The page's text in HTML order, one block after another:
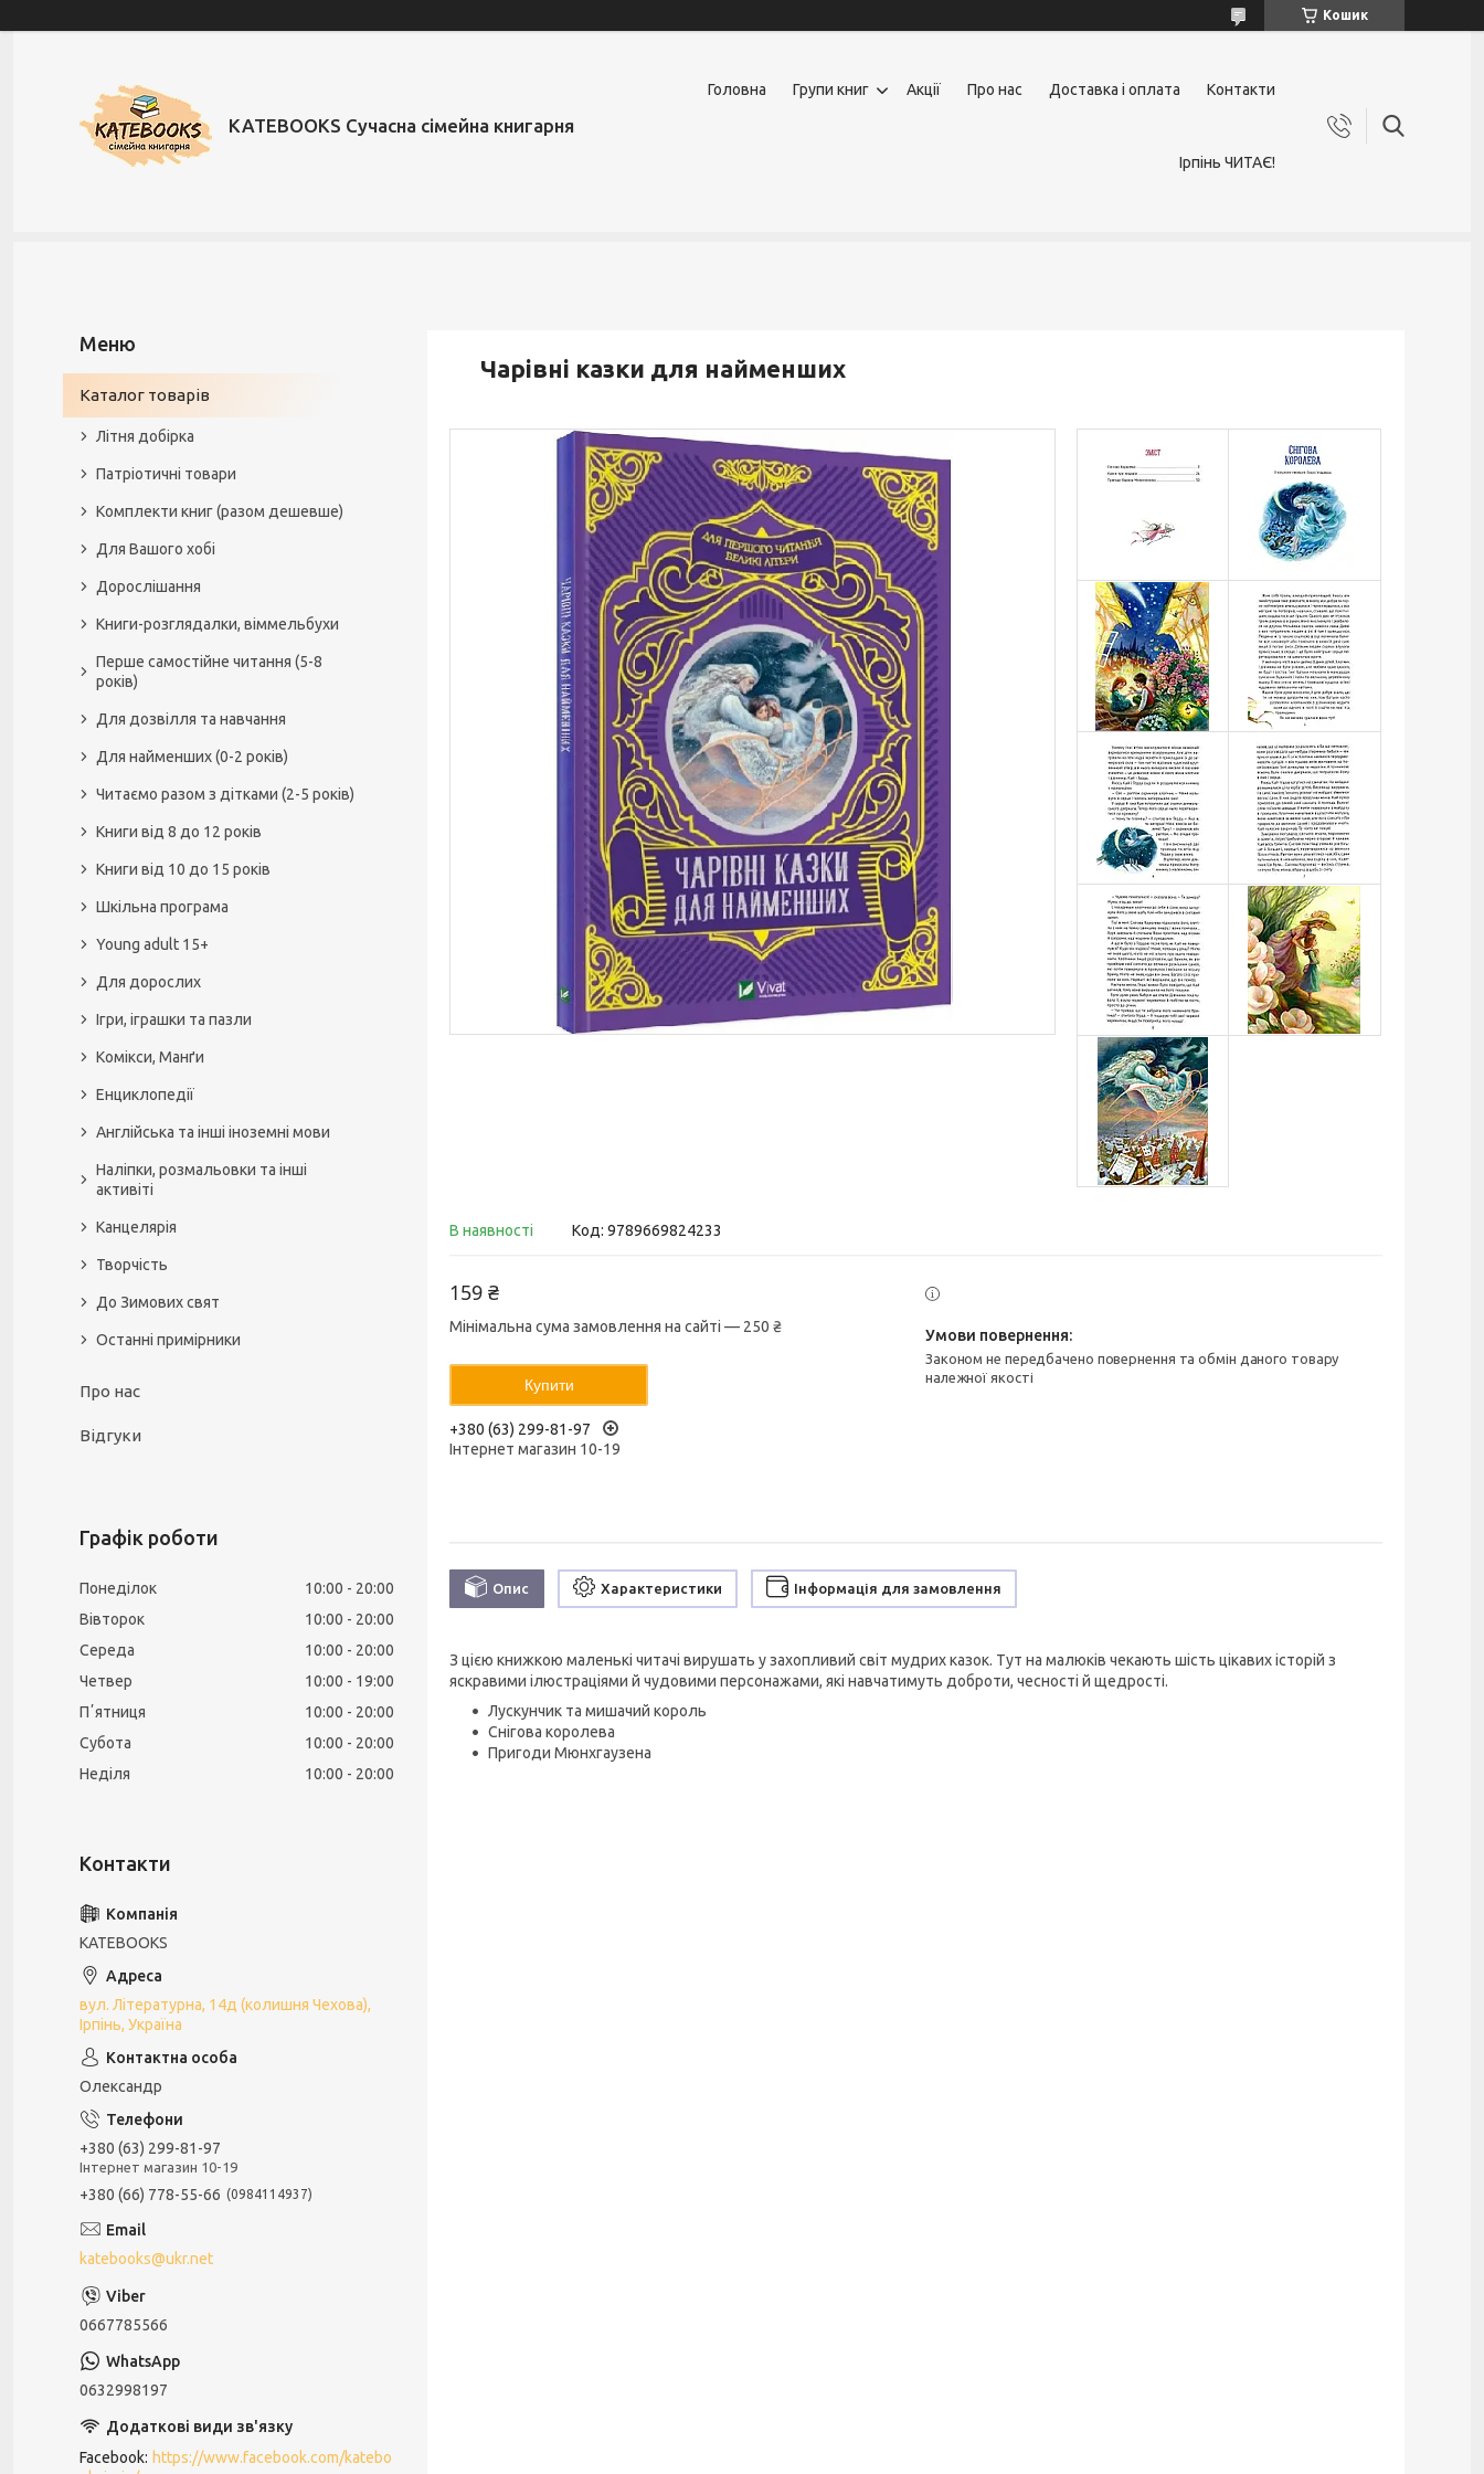
Кошик
KATEBOOKS Сучасна сімейна книгарня
Головна Групи книг Акції Про нас Доставка і оплата Контакти
Ірпінь ЧИТАЄ!
Чарівні казки для найменших
В наявності Код: 9789669824233
159 ₴
Мінімальна сума замовлення на сайті — 250 ₴
Купити
+380 (63) 299-81-97
Інтернет магазин 10-19
Законом не передбачено повернення та обмін даного товару
належної якості
Опис Характеристики Інформація для замовлення
З цією книжкою маленькі читачі вирушать у захопливий світ мудрих казок. Тут на малюків чекають шість цікавих історій з
яскравими ілюстраціями й чудовими персонажами, які навчатимуть доброти, чесності й щедрості.
Лускунчик та мишачий король
Снігова королева
Пригоди Мюнхгаузена
Каталог товарів
Літня добірка
Патріотичні товари
Комплекти книг (разом дешевше)
Для Вашого хобі
Дорослішання
Книги-розглядалки, віммельбухи
Перше самостійне читання (5-8
років)
Для дозвілля та навчання
Для найменших (0-2 років)
Читаємо разом з дітками (2-5 років)
Книги від 8 до 12 років
Книги від 10 до 15 років
Шкільна програма
Young adult 15+
Для дорослих
Ігри, іграшки та пазли
Комікси, Манґи
Енциклопедії
Англійська та інші іноземні мови
Наліпки, розмальовки та інші
активіті
Канцелярія
Творчість
До Зимових свят
Останні примірники
Про нас
Відгуки
Графік роботи
Понеділок 10:00
20:00
Вівторок
10:00
20:00
Середа
10:00
20:00
Четвер
10:00
19:00
Пʼятниця
10:00
20:00
Субота
10:00
20:00
Неділя
10:00 20:00
KATEBOOKS
вул. Літературна, 14д (колишня Чехова),
Ірпінь, Україна
Олександр
+380 (63) 299-81-97
Інтернет магазин 10-19
+380 (66) 778-55-66 0984114937
katebooks@ukr.net
0667785566
0632998197
Facebook https://www.facebook.com/katebo